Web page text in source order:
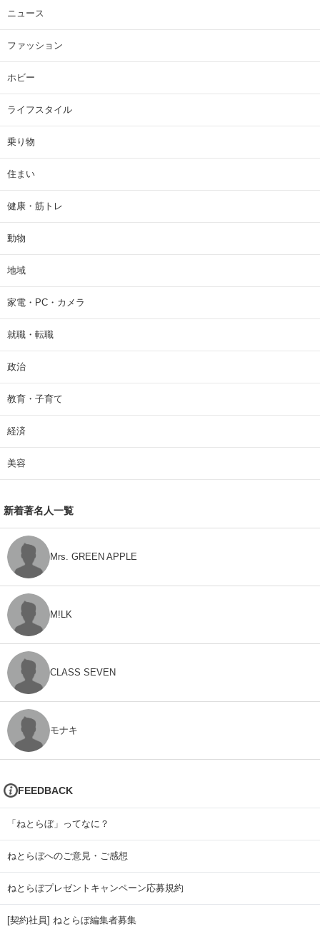
ニュース
ファッション
ホビー
ライフスタイル
乗り物
住まい
健康・筋トレ
動物
地域
家電・PC・カメラ
就職・転職
政治
教育・子育て
経済
美容
新着著名人一覧
Mrs. GREEN APPLE
M!LK
CLASS SEVEN
モナキ
FEEDBACK
「ねとらぼ」ってなに？
ねとらぼへのご意見・ご感想
ねとらぼプレゼントキャンペーン応募規約
[契約社員] ねとらぼ編集者募集